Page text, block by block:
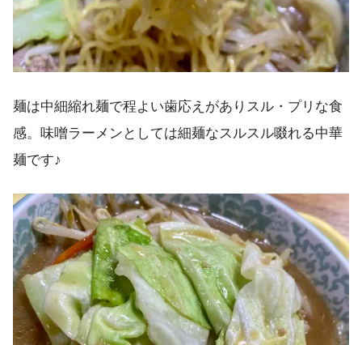
麺は中細縮れ麺で程よい歯応えがありスル・プリな食
感。味噌ラーメンとしては細麺なスルスル啜れる中華
麺です♪